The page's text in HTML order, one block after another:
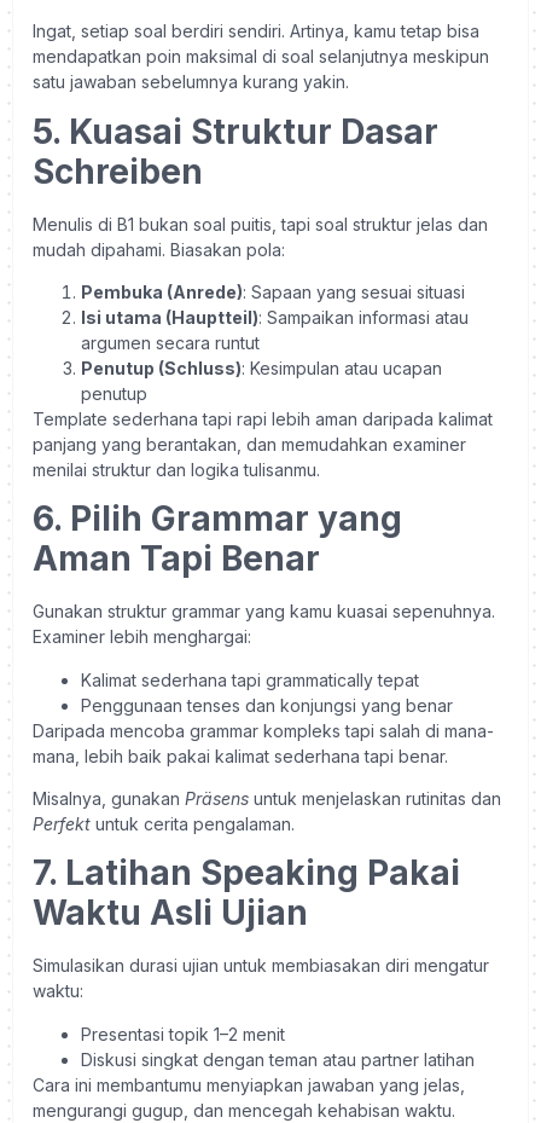
Ingat, setiap soal berdiri sendiri. Artinya, kamu tetap bisa
mendapatkan poin maksimal di soal selanjutnya meskipun
satu jawaban sebelumnya kurang yakin.
5. Kuasai Struktur Dasar
Schreiben
Menulis di B1 bukan soal puitis, tapi soal struktur jelas dan
mudah dipahami. Biasakan pola:
Pembuka (Anrede): Sapaan yang sesuai situasi
Isi utama (Hauptteil): Sampaikan informasi atau
argumen secara runtut
Penutup (Schluss): Kesimpulan atau ucapan
penutup
Template sederhana tapi rapi lebih aman daripada kalimat
panjang yang berantakan, dan memudahkan examiner
menilai struktur dan logika tulisanmu.
6. Pilih Grammar yang
Aman Tapi Benar
Gunakan struktur grammar yang kamu kuasai sepenuhnya.
Examiner lebih menghargai:
Kalimat sederhana tapi grammatically tepat
Penggunaan tenses dan konjungsi yang benar
Daripada mencoba grammar kompleks tapi salah di mana-
mana, lebih baik pakai kalimat sederhana tapi benar.
Misalnya, gunakan Präsens untuk menjelaskan rutinitas dan
Perfekt untuk cerita pengalaman.
7. Latihan Speaking Pakai
Waktu Asli Ujian
Simulasikan durasi ujian untuk membiasakan diri mengatur
waktu:
Presentasi topik 1–2 menit
Diskusi singkat dengan teman atau partner latihan
Cara ini membantumu menyiapkan jawaban yang jelas,
mengurangi gugup, dan mencegah kehabisan waktu.